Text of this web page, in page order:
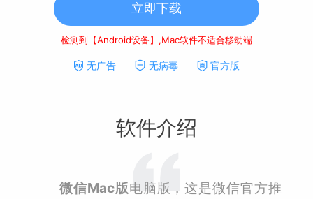
立即下载
检测到【Android设备】,Mac软件不适合移动端
无广告 无病毒 官方版
软件介绍
微信Mac版电脑版，这是微信官方推